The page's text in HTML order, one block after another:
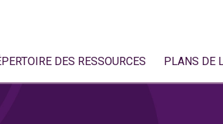
DES RESSOURCES PLANS DE